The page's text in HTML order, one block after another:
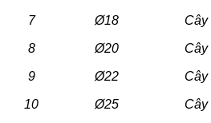
7 Ø18 Cây
8 Ø20 Cây
9 Ø22 Cây
10 Ø25 Cây